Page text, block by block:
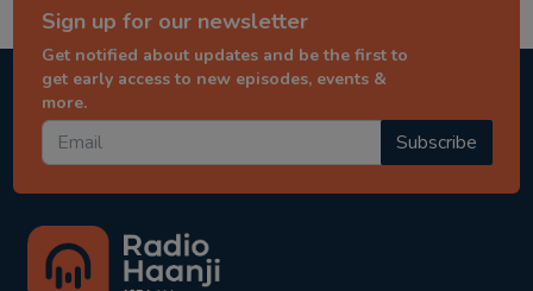
Sign up for our newsletter
Get notified about updates and be the first to
get early access to new episodes, events &
more.
Subscribe